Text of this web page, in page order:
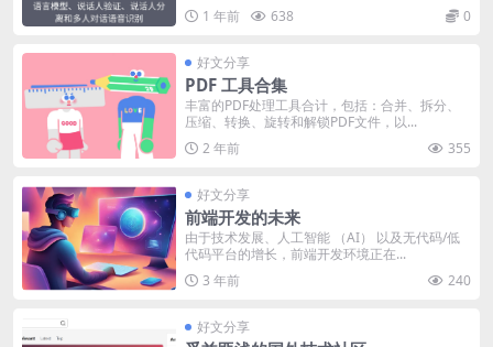
1 年前
638 0
好文分享
PDF 工具合集
丰富的PDF处理工具合计，包括：合并、拆分、
压缩、转换、旋转和解锁PDF文件，以...
2 年前
355
好文分享
前端开发的未来
由于技术发展、人工智能 （AI） 以及无代码/低
代码平台的增长，前端开发环境正在...
3 年前
240
好文分享